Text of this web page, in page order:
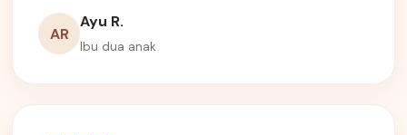
AR
Ayu R.
Ibu dua anak